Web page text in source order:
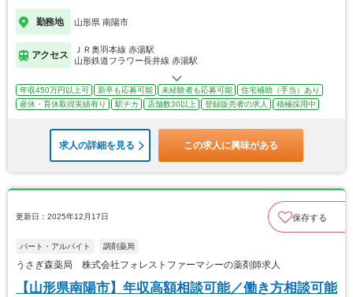
勤務地 山形県 南陽市
アクセス
ＪＲ奥羽本線 赤湯駅
山形鉄道フラワー長井線 赤湯駅
年収450万円以上可 新卒も応募可能 未経験者も応募可能
住宅補助（手当）あり
産休・育休取得実績有り
駅チカ 店舗数30以上 登録販売者の求人 積極採用中
求人の詳細を見る この求人に興味がある
更新日：2025年12月17日 保存する
パート・アルバイト 調剤薬局
うさぎ森薬局 株式会社フォレストファーマシーの薬剤師求人
【山形県南陽市】年収高額相談可能／働き方相談可能